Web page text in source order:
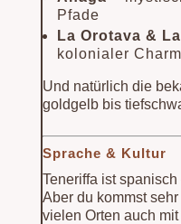
Pfade
La Orotava &
kolonialer
Und natürlich die
goldgelb bis
Sprache & Kultur
Teneriffa ist spanisch
Aber du kommst
vielen Orten auch mit